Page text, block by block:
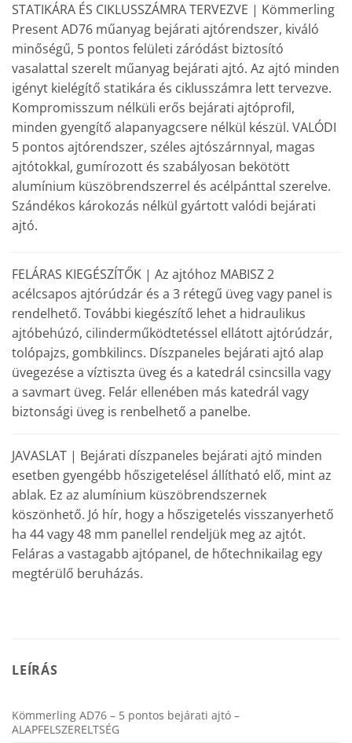
STATIKÁRA ÉS CIKLUSSZÁMRA TERVEZVE | Kömmerling
Present AD76 műanyag bejárati ajtórendszer, kiváló
minőségű, 5 pontos felületi záródást biztosító
vasalattal szerelt műanyag bejárati ajtó. Az ajtó minden
igényt kielégítő statikára és ciklusszámra lett tervezve.
Kompromisszum nélküli erős bejárati ajtóprofil,
minden gyengítő alapanyagcsere nélkül készül. VALÓDI
5 pontos ajtórendszer, széles ajtószárnnyal, magas
ajtótokkal, gumírozott és szabályosan bekötött
alumínium küszöbrendszerrel és acélpánttal szerelve.
Szándékos károkozás nélkül gyártott valódi bejárati
ajtó.
FELÁRAS KIEGÉSZÍTŐK | Az ajtóhoz MABISZ 2
acélcsapos ajtórúdzár és a 3 rétegű üveg vagy panel is
rendelhető. További kiegészítő lehet a hidraulikus
ajtóbehúzó, cilinderműködtetéssel ellátott ajtórúdzár,
tolópajzs, gombkilincs. Díszpaneles bejárati ajtó alap
üvegezése a víztiszta üveg és a katedrál csincsilla vagy
a savmart üveg. Felár ellenében más katedrál vagy
biztonsági üveg is renbelhető a panelbe.
JAVASLAT | Bejárati díszpaneles bejárati ajtó minden
esetben gyengébb hőszigetelésel állítható elő, mint az
ablak. Ez az alumínium küszöbrendszernek
köszönhető. Jó hír, hogy a hőszigetelés visszanyerhető
ha 44 vagy 48 mm panellel rendeljük meg az ajtót.
Feláras a vastagabb ajtópanel, de hőtechnikailag egy
megtérülő beruházás.
LEÍRÁS
Kömmerling AD76 – 5 pontos bejárati ajtó –
ALAPFELSZERELTSÉG